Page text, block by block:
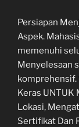
Persiapan
Aspek.
memenuhi
Menyelesaan
komprehensif.
Keras UNTUK
Lokasi,
Sertifikat Dan